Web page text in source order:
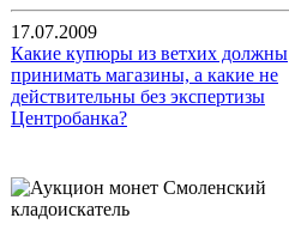
17.07.2009
Какие купюры из ветхих должны
принимать магазины, а какие не
действительны без экспертизы
Центробанка?